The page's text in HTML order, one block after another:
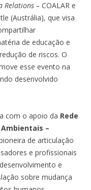
Relations – COALAR e
(Austrália), que visa
de educação e
de riscos. O
esse evento na
desenvolvido
com o apoio da Rede
–
de articulação
e profissionais
e
sobre mudança